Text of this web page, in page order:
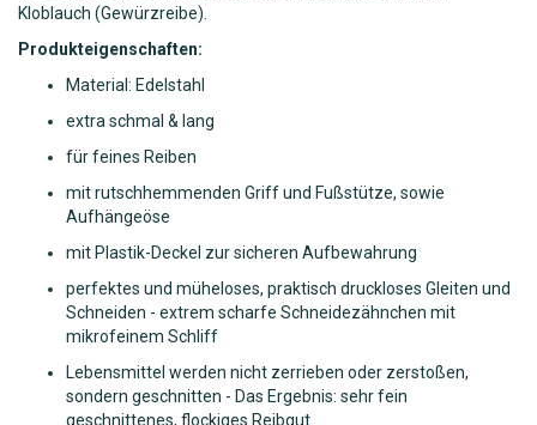
Kloblauch (Gewürzreibe).
Produkteigenschaften:
Material: Edelstahl
extra schmal & lang
für feines Reiben
mit rutschhemmenden Griff und Fußstütze, sowie
Aufhängeöse
mit Plastik-Deckel zur sicheren Aufbewahrung
perfektes und müheloses, praktisch druckloses Gleiten und
Schneiden - extrem scharfe Schneidezähnchen mit
mikrofeinem Schliff
Lebensmittel werden nicht zerrieben oder zerstoßen,
sondern geschnitten - Das Ergebnis: sehr fein
geschnittenes, flockiges Reibgut.